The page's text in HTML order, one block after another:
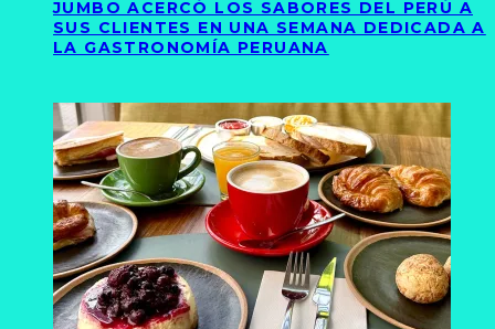
JUMBO ACERCÓ LOS SABORES DEL PERÚ A
SUS CLIENTES EN UNA SEMANA DEDICADA A
LA GASTRONOMÍA PERUANA